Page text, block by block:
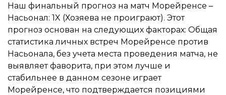
Наш финальный прогноз на матч Морейренсе –
Насьонал: 1X (Хозяева не проиграют). Этот
прогноз основан на следующих факторах: Общая
статистика личных встреч Морейренсе против
Насьонала, без учета места проведения матча, не
выявляет фаворита, при этом лучше и
стабильнее в данном сезоне играет
Морейренсе, что подтверждается позициями